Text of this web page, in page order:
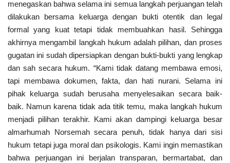
menegaskan bahwa selama ini semua langkah perjuangan telah
dilakukan bersama keluarga dengan bukti otentik dan legal
formal yang kuat tetapi tidak membuahkan hasil. Sehingga
akhirnya mengambil langkah hukum adalah pilihan, dan proses
gugatan ini sudah dipersiapkan dengan bukti-bukti yang lengkap
dan sah secara hukum. “Kami tidak datang membawa emosi,
tapi membawa dokumen, fakta, dan hati nurani. Selama ini
pihak keluarga sudah berusaha menyelesaikan secara baik-
baik. Namun karena tidak ada titik temu, maka langkah hukum
menjadi pilihan terakhir. Kami akan dampingi keluarga besar
almarhumah Norsemah secara penuh, tidak hanya dari sisi
hukum tetapi juga moral dan psikologis. Kami ingin memastikan
bahwa perjuangan ini berjalan transparan, bermartabat, dan